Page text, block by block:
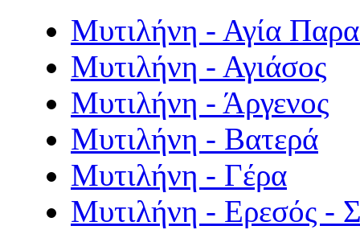
Μυτιλήνη - Αγία
Μυτιλήνη - Αγιάσος
Μυτιλήνη - Άργενος
Μυτιλήνη - Βατερά
Μυτιλήνη - Γέρα
Μυτιλήνη - Ερεσός -